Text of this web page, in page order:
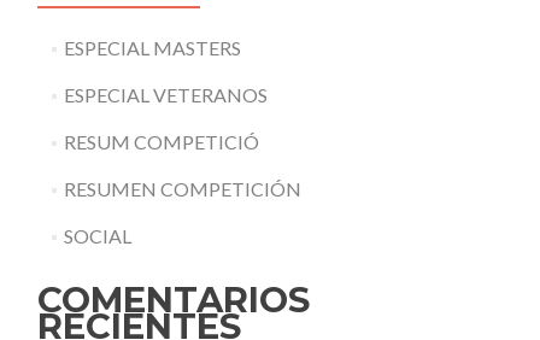
ESPECIAL MASTERS
ESPECIAL VETERANOS
RESUM COMPETICIÓ
RESUMEN COMPETICIÓN
SOCIAL
COMENTARIOS
RECIENTES